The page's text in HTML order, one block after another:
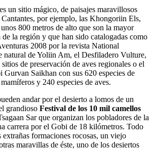
es un sitio mágico, de paisajes maravillosos
Cantantes, por ejemplo, las Khongoriin Els,
800 metros de alto que son la mayor
la región y que han sido catalogadas como
2008 por la revista National
natural de Yoliin Am, el Desfiladero Vulture,
de preservación de aves regionales o el
Saikhan con sus 620 especies de
y 240 especies de aves.
andar por el desierto a lomos de un
grandioso Festival de los 10 mil camellos
Sar que organizan los pobladores de la
carrera por el Gobi de 18 kilómetros. Todo
extrañas formaciones rocosas, un viejo
maravillas de éste, uno de los desiertos